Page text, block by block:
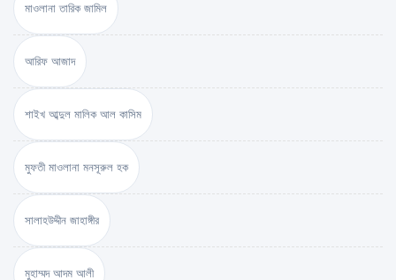
মাওলানা তারিক জামিল
আরিফ আজাদ
শাইখ আব্দুল মালিক আল কাসিম
মুফতী মাওলানা মনসূরুল হক
সালাহউদ্দীন জাহাঙ্গীর
মুহাম্মদ আদম আলী